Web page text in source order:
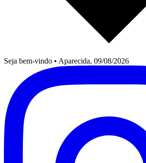
Seja bem-vindo • Aparecida, 09/08/2026